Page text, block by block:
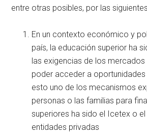
entre otras posibles, por las
En un contexto económico y
país, la educación superior ha
las exigencias de los
poder acceder a oportunidades
esto uno de los mecanismos
personas o las familias para
superiores ha sido el Icetex o
entidades privadas